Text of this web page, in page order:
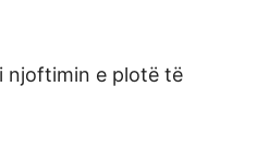
njoftimin e plotë të